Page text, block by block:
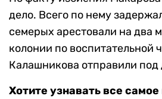
дело. Всего по нему
семерых арестовали на два
колонии по воспитательной
Калашникова отправили
Хотите узнавать все